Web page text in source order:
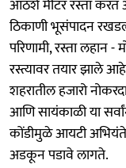
आठशे मीटर रस्ता करत
ठिकाणी भूसंपादन
परिणामी, रस्ता
रस्त्यावर तयार झाले
शहरातील हजारो
आणि सायंकाळी या
कोंडीमुळे आयटी अभियंते,
अडकून पडावे लागते.